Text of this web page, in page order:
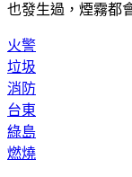
也發生過，煙霧都
火警
垃圾
消防
台東
綠島
燃燒